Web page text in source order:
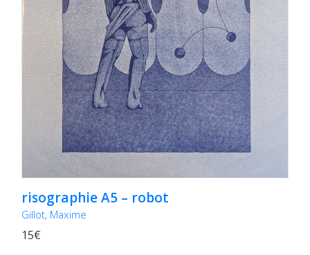
risographie A5 – robot
Gillot, Maxime
15€